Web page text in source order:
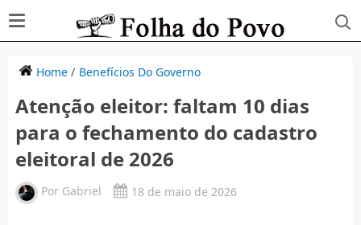
Home/ Benefícios Do Governo
Atenção eleitor: faltam 10 dias
para o fechamento do cadastro
eleitoral de 2026
Por Gabriel 18 de maio de 2026